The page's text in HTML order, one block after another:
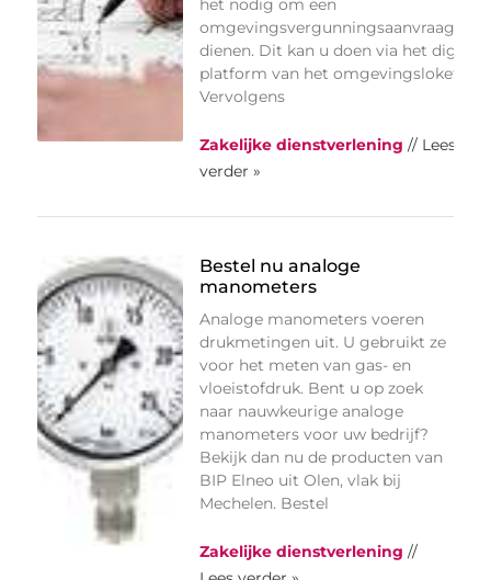
het nodig om een
omgevingsvergunningsaanvraag in
dienen. Dit kan u doen via het digitale
platform van het omgevingsloket.
Vervolgens
Zakelijke dienstverlening // Lees
verder »
Bestel nu analoge
manometers
Analoge manometers voeren
drukmetingen uit. U gebruikt ze
voor het meten van gas- en
vloeistofdruk. Bent u op zoek
naar nauwkeurige analoge
manometers voor uw bedrijf?
Bekijk dan nu de producten van
BIP Elneo uit Olen, vlak bij
Mechelen. Bestel
Zakelijke dienstverlening //